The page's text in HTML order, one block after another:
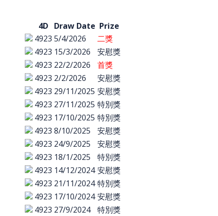
4D Draw Date Prize
4923 5/4/2026
二獎
4923 15/3/2026
安慰獎
4923 22/2/2026
首獎
4923 2/2/2026
安慰獎
4923 29/11/2025 安慰獎
4923 27/11/2025 特別獎
4923 17/10/2025 特別獎
4923 8/10/2025
安慰獎
4923 24/9/2025
安慰獎
4923 18/1/2025
特別獎
4923 14/12/2024 安慰獎
4923 21/11/2024 特別獎
4923 17/10/2024 安慰獎
4923 27/9/2024
特別獎